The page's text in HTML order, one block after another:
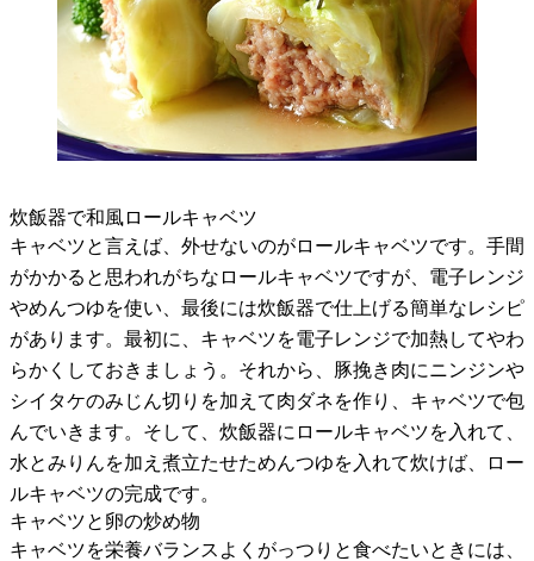
炊飯器で和風ロールキャベツ
キャベツと言えば、外せないのがロールキャベツです。手間
がかかると思われがちなロールキャベツですが、電子レンジ
やめんつゆを使い、最後には炊飯器で仕上げる簡単なレシピ
があります。最初に、キャベツを電子レンジで加熱してやわ
らかくしておきましょう。それから、豚挽き肉にニンジンや
シイタケのみじん切りを加えて肉ダネを作り、キャベツで包
んでいきます。そして、炊飯器にロールキャベツを入れて、
水とみりんを加え煮立たせためんつゆを入れて炊けば、ロー
ルキャベツの完成です。
キャベツと卵の炒め物
キャベツを栄養バランスよくがっつりと食べたいときには、